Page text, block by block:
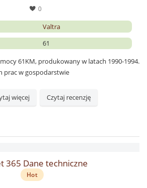
0
Valtra
61
61KM, produkowany w latach 1990-1994.
prac w gospodarstwie
więcej Czytaj recenzję
365 Dane techniczne
Hot